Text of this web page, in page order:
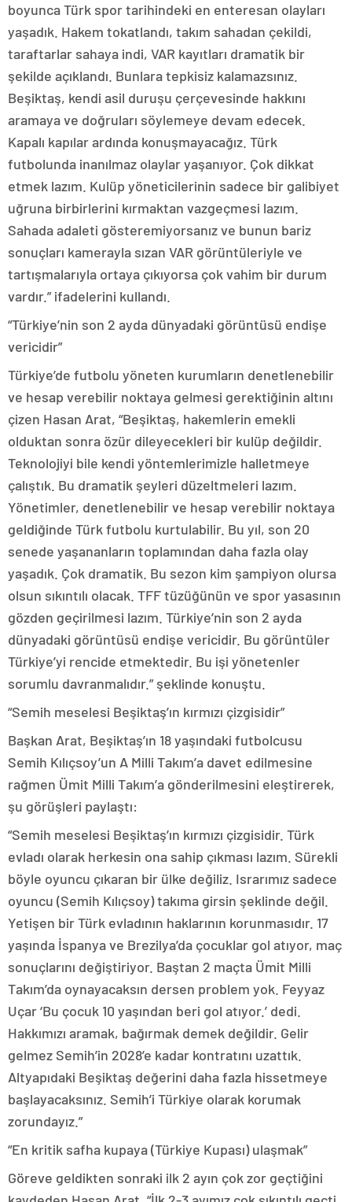
boyunca Türk spor tarihindeki en enteresan olayları
yaşadık. Hakem tokatlandı, takım sahadan çekildi,
taraftarlar sahaya indi, VAR kayıtları dramatik bir
şekilde açıklandı. Bunlara tepkisiz kalamazsınız.
Beşiktaş, kendi asil duruşu çerçevesinde hakkını
aramaya ve doğruları söylemeye devam edecek.
Kapalı kapılar ardında konuşmayacağız. Türk
futbolunda inanılmaz olaylar yaşanıyor. Çok dikkat
etmek lazım. Kulüp yöneticilerinin sadece bir galibiyet
uğruna birbirlerini kırmaktan vazgeçmesi lazım.
Sahada adaleti gösteremiyorsanız ve bunun bariz
sonuçları kamerayla sızan VAR görüntüleriyle ve
tartışmalarıyla ortaya çıkıyorsa çok vahim bir durum
vardır.” ifadelerini kullandı.
“Türkiye’nin son 2 ayda dünyadaki görüntüsü endişe
vericidir”
Türkiye’de futbolu yöneten kurumların denetlenebilir
ve hesap verebilir noktaya gelmesi gerektiğinin altını
çizen Hasan Arat, “Beşiktaş, hakemlerin emekli
olduktan sonra özür dileyecekleri bir kulüp değildir.
Teknolojiyi bile kendi yöntemlerimizle halletmeye
çalıştık. Bu dramatik şeyleri düzeltmeleri lazım.
Yönetimler, denetlenebilir ve hesap verebilir noktaya
geldiğinde Türk futbolu kurtulabilir. Bu yıl, son 20
senede yaşananların toplamından daha fazla olay
yaşadık. Çok dramatik. Bu sezon kim şampiyon olursa
olsun sıkıntılı olacak. TFF tüzüğünün ve spor yasasının
gözden geçirilmesi lazım. Türkiye’nin son 2 ayda
dünyadaki görüntüsü endişe vericidir. Bu görüntüler
Türkiye’yi rencide etmektedir. Bu işi yönetenler
sorumlu davranmalıdır.” şeklinde konuştu.
“Semih meselesi Beşiktaş’ın kırmızı çizgisidir”
Başkan Arat, Beşiktaş’ın 18 yaşındaki futbolcusu
Semih Kılıçsoy’un A Milli Takım’a davet edilmesine
rağmen Ümit Milli Takım’a gönderilmesini eleştirerek,
şu görüşleri paylaştı:
“Semih meselesi Beşiktaş’ın kırmızı çizgisidir. Türk
evladı olarak herkesin ona sahip çıkması lazım. Sürekli
böyle oyuncu çıkaran bir ülke değiliz. Israrımız sadece
oyuncu (Semih Kılıçsoy) takıma girsin şeklinde değil.
Yetişen bir Türk evladının haklarının korunmasıdır. 17
yaşında İspanya ve Brezilya’da çocuklar gol atıyor, maç
sonuçlarını değiştiriyor. Baştan 2 maçta Ümit Milli
Takım’da oynayacaksın dersen problem yok. Feyyaz
Uçar ‘Bu çocuk 10 yaşından beri gol atıyor.’ dedi.
Hakkımızı aramak, bağırmak demek değildir. Gelir
gelmez Semih’in 2028’e kadar kontratını uzattık.
Altyapıdaki Beşiktaş değerini daha fazla hissetmeye
başlayacaksınız. Semih’i Türkiye olarak korumak
zorundayız.”
“En kritik safha kupaya (Türkiye Kupası) ulaşmak”
Göreve geldikten sonraki ilk 2 ayın çok zor geçtiğini